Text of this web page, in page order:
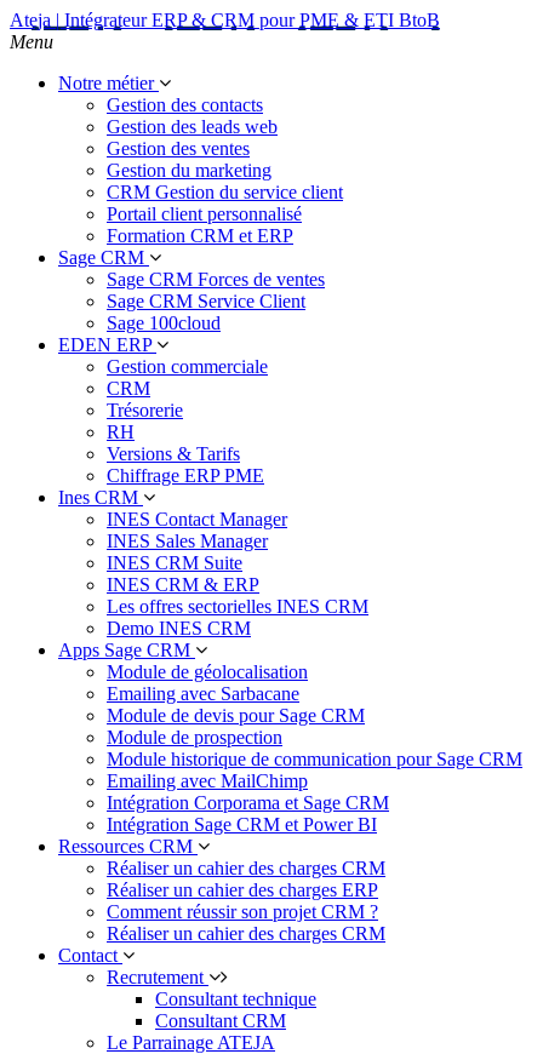
Ateja | Intégrateur ERP & CRM pour PME & ETI BtoB
Menu
Notre métier
Gestion des contacts
Gestion des leads web
Gestion des ventes
Gestion du marketing
CRM Gestion du service client
Portail client personnalisé
Formation CRM et ERP
Sage CRM
Sage CRM Forces de ventes
Sage CRM Service Client
Sage 100cloud
EDEN ERP
Gestion commerciale
CRM
Trésorerie
RH
Versions & Tarifs
Chiffrage ERP PME
Ines CRM
INES Contact Manager
INES Sales Manager
INES CRM Suite
INES CRM & ERP
Les offres sectorielles INES CRM
Demo INES CRM
Apps Sage CRM
Module de géolocalisation
Emailing avec Sarbacane
Module de devis pour Sage CRM
Module de prospection
Module historique de communication pour Sage CRM
Emailing avec MailChimp
Intégration Corporama et Sage CRM
Intégration Sage CRM et Power BI
Ressources CRM
Réaliser un cahier des charges CRM
Réaliser un cahier des charges ERP
Comment réussir son projet CRM ?
Réaliser un cahier des charges CRM
Contact
Recrutement
Consultant technique
Consultant CRM
Le Parrainage ATEJA